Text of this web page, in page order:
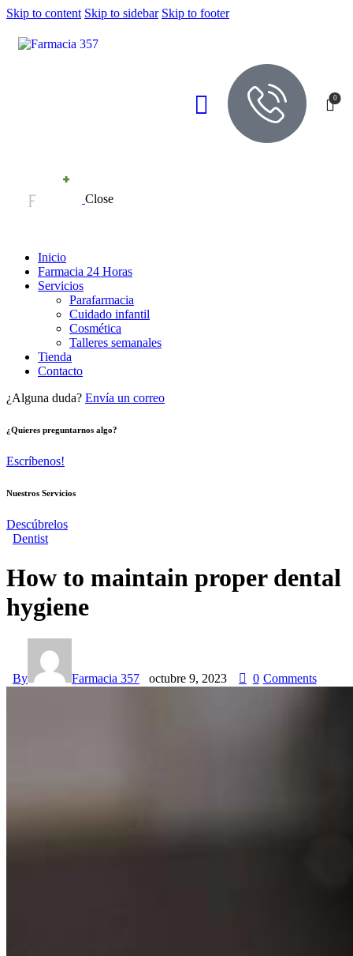
Skip to content Skip to sidebar Skip to footer
0
Close
Inicio
Farmacia 24 Horas
Servicios
Parafarmacia
Cuidado infantil
Cosmética
Talleres semanales
Tienda
Contacto
¿Alguna duda? Envía un correo
¿Quieres preguntarnos algo?
Escríbenos!
Nuestros Servicios
Descúbrelos
Dentist
How to maintain proper dental
hygiene
By Farmacia 357 octubre 9, 2023 0 Comments